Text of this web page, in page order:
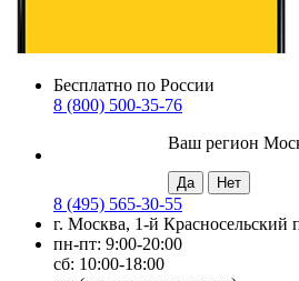
Бесплатно по России
8 (800) 500-35-76
Ваш регион
8 (495) 565-30-55
г. Москва, 1-й Красносельский
пн-пт: 9:00-20:00
сб: 10:00-18:00